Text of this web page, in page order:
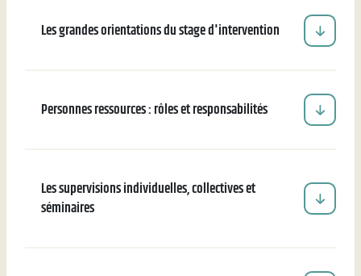
Les grandes orientations du stage d'intervention
Personnes ressources : rôles et responsabilités
Les supervisions individuelles, collectives et
séminaires